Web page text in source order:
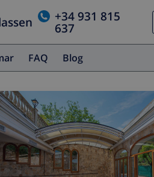
+34 931 815
637
FAQ Blog